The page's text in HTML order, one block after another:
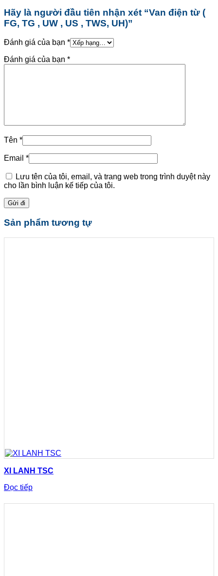
Hãy là người đầu tiên nhận xét “Van điện từ (
FG, TG , UW , US , TWS, UH)”
Đánh giá của bạn *
Đánh giá của bạn *
Tên *
Email *
Lưu tên của tôi, email, và trang web trong trình duyệt này
cho lần bình luận kế tiếp của tôi.
Sản phẩm tương tự
XI LANH TSC
Đọc tiếp